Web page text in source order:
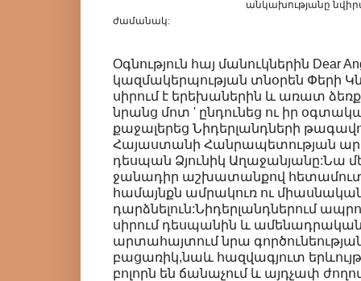
անկախությանը նվիրված
ժամանակ:
Oգնություն հայ մանուկներին Dear
կազմակերպության տնօրեն Փերի
սիրում է երեխաներին և առատ
նրանց մոտ ' ընդունեց ու իր
քաջալերեց Նիդերլանդների
Հայաստանի Հանրապետության
դեսպան Ձյունիկ Աղաջանյանը:Նա
ջանադիր աշխատանքով հետամուտ
համայնքն ամրակուռ ու
դարձնելուն:Նիդերլանդներում
սիրում դեսպանին և
արտահայտում նրա
բացառիկ,նաև հազվագյուտ
բոլորն են ճանաչում և այդչափ